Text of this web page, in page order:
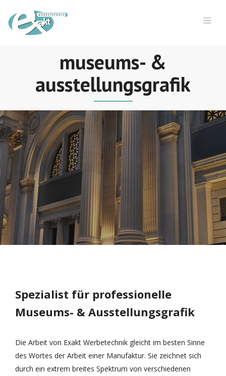
museums- &
ausstellungsgrafik
Spezialist für professionelle
Museums- & Ausstellungsgrafik
Die Arbeit von Exakt Werbetechnik gleicht im besten Sinne
des Wortes der Arbeit einer Manufaktur. Sie zeichnet sich
durch ein extrem breites Spektrum von verschiedenen